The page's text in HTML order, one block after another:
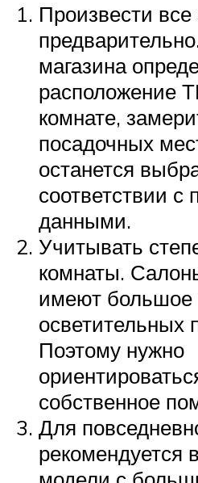
Произвести
магазина
расположение
комнате,
посадочных
останется
соответствии с
данными.
Учитывать
комнаты.
имеют большое
осветительных
Поэтому нужно
собственное
Для
рекомендуется